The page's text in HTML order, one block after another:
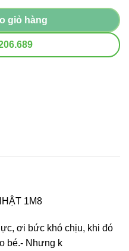
giỏ hàng
1M8
ơi bức khó chịu, khi đó
bé.- Nhưng k